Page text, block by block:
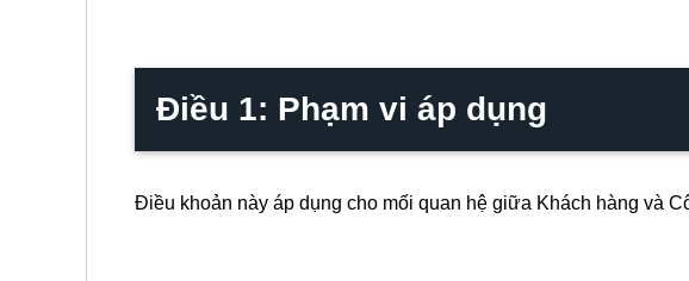
Điều 1: Phạm vi áp dụng
Điều khoản này áp dụng cho mối quan hệ giữa Khách hàng và